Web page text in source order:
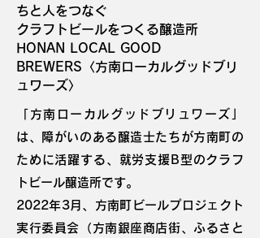
ちと人をつなぐ
クラフトビールをつくる醸造所
HONAN LOCAL GOOD
BREWERS〈方南ローカルグッドブリ
ュワーズ〉
「方南ローカルグッドブリュワーズ」
は、障がいのある醸造士たちが方南町の
ために活躍する、就労支援B型のクラフ
トビール醸造所です。
2022年3月、方南町ビールプロジェクト
実行委員会（方南銀座商店街、ふるさと